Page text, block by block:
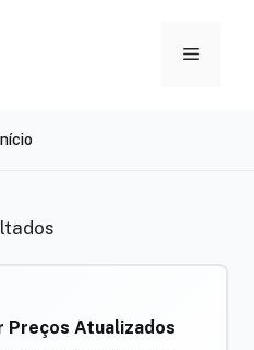
Menu
Preços Atualizados